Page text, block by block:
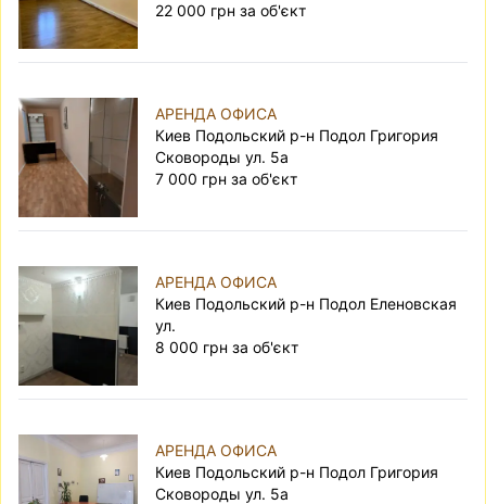
22 000 грн за об'єкт
АРЕНДА ОФИСА
Киев Подольский р-н Подол Григория
Сковороды ул. 5а
7 000 грн за об'єкт
АРЕНДА ОФИСА
Киев Подольский р-н Подол Еленовская
ул.
8 000 грн за об'єкт
АРЕНДА ОФИСА
Киев Подольский р-н Подол Григория
Сковороды ул. 5а